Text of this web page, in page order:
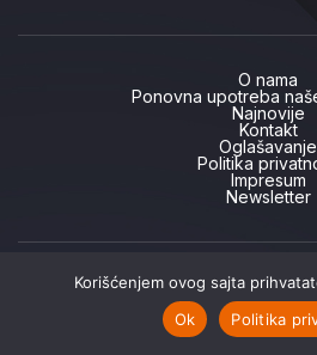
Najnovije Naše priče
O nama
Ponovna upotreba
Najnovije
Kontakt
Oglašavanje
Politika
Impresum
Newsletter
Korišćenjem ovog sajta
Ok
Politika